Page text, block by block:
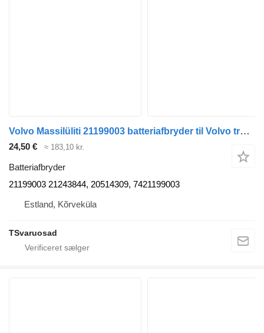
Volvo Massilüliti 21199003 batteriafbryder til Volvo trækker
24,50 € ≈ 183,10 kr.
Batteriafbryder
21199003 21243844, 20514309, 7421199003
Estland, Kõrveküla
TSvaruosad